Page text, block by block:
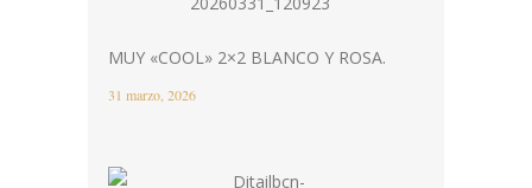
MUY «COOL» 2×2 BLANCO Y ROSA.
31 marzo, 2026